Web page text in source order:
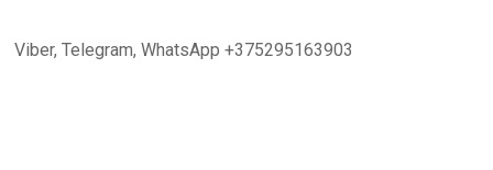
Viber, Telegram, WhatsApp +375295163903